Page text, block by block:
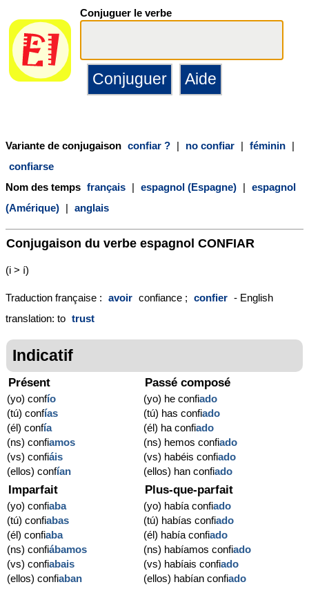
Conjuguer le verbe
Variante de conjugaison confiar ? | no confiar | féminin |
confiarse
Nom des temps français | espagnol (Espagne) | espagnol
(Amérique) | anglais
Conjugaison du verbe espagnol CONFIAR
(i > í)
Traduction française : avoir confiance ; confier - English
translation: to trust
Indicatif
Présent
(yo) confío
(tú) confías
(él) confía
(ns) confiamos
(vs) confiáis
(ellos) confían
Passé composé
(yo) he confiado
(tú) has confiado
(él) ha confiado
(ns) hemos confiado
(vs) habéis confiado
(ellos) han confiado
Imparfait
(yo) confiaba
(tú) confiabas
(él) confiaba
(ns) confiábamos
(vs) confiabais
(ellos) confiaban
Plus-que-parfait
(yo) había confiado
(tú) habías confiado
(él) había confiado
(ns) habíamos confiado
(vs) habíais confiado
(ellos) habían confiado